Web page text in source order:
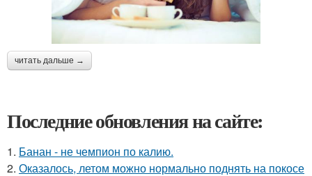
читать дальше →
Последние обновления на сайте:
1. Банан - не чемпион по калию.
2. Оказалось, летом можно нормально поднять на покосе